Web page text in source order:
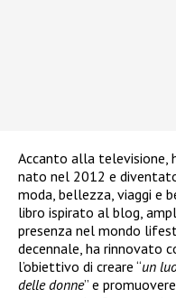
Accanto alla televisione,
nato nel 2012 e
moda, bellezza, viaggi e
libro ispirato al blog,
presenza nel mondo
decennale, ha rinnovato
l’obiettivo di creare “un
delle donne” e